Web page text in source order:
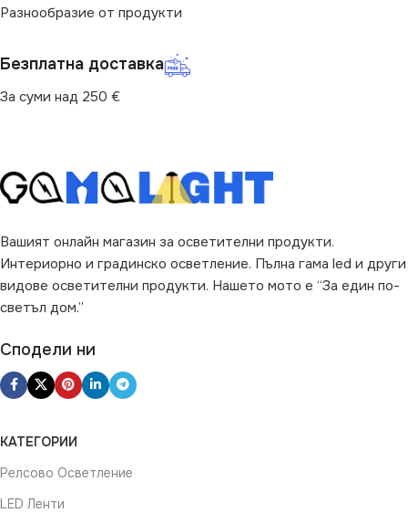
Разнообразие от продукти
Безплатна доставка
За суми над 250 €
Вашият онлайн магазин за осветителни продукти.
Интериорно и градинско осветление. Пълна гама led и други
видове осветителни продукти. Нашето мото е “За един по-
светъл дом.”
Сподели ни
КАТЕГОРИИ
Релсово Осветление
LED Ленти